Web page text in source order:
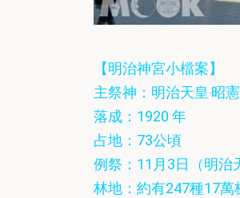
【明治神宮小檔案】
主祭神：明治天皇‧昭
落成：1920 年
占地：73公頃
例祭：11月3日（明治
林地：約有247種17萬